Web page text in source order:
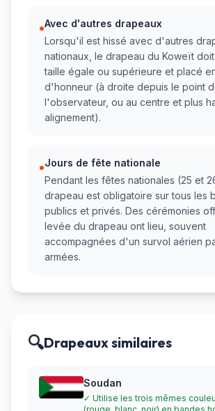
•Avec d'autres drapeaux
Lorsqu'il est hissé avec d'autres
nationaux, le drapeau du Koweït
taille égale ou supérieure et placé
d'honneur (à droite depuis le point
l'observateur, ou au centre et plus
alignement).
•Jours de fête nationale
Pendant les fêtes nationales (25 et
drapeau est obligatoire sur tous les
publics et privés. Des cérémonies
levée du drapeau ont lieu, souvent
accompagnées d'un survol aérien
armées.
🔍Drapeaux similaires
Soudan
✓ Utilise les trois mêmes